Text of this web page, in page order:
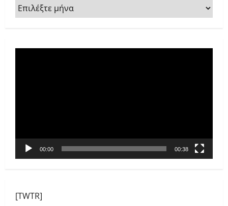
ΑΡΧΕΙΟ
00:00 00:38
[TWTR]